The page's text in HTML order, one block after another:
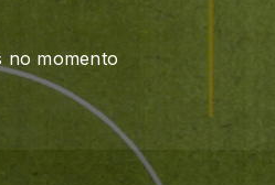
no momento